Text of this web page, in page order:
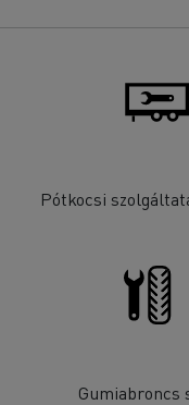
Pótkocsi
Gumiabroncs